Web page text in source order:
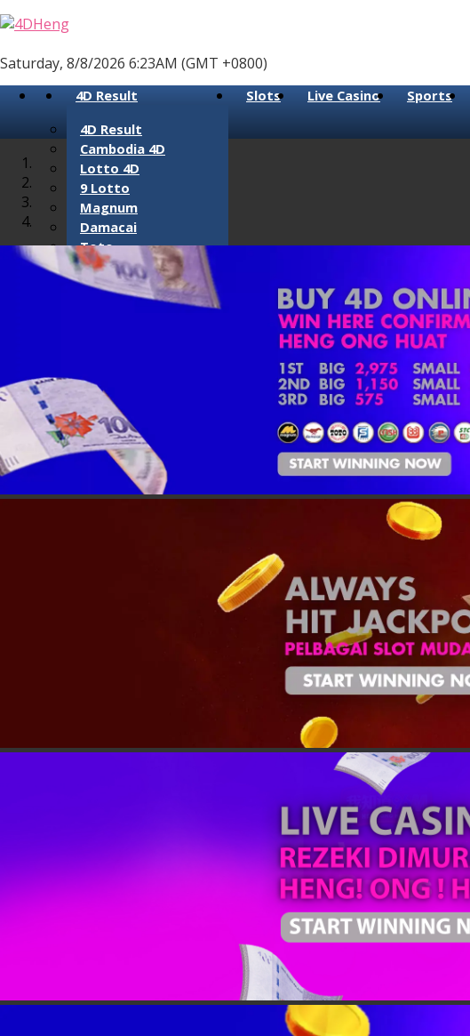
Saturday, 8/8/2026 6:23AM (GMT +0800)
4D Result
4D Result
Cambodia 4D
Lotto 4D
9 Lotto
Magnum
Damacai
Toto
Sabah 88 4D
Sarawak Cashsweep
Sandakan 4D
Slots Live Casino Sports